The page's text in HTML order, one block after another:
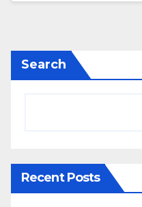
Search
Recent Posts